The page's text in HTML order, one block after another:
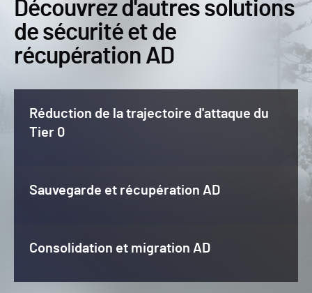
Découvrez d'autres solutions
de sécurité et de
récupération AD
Réduction de la trajectoire d'attaque du
Tier 0
Sauvegarde et récupération AD
Consolidation et migration AD